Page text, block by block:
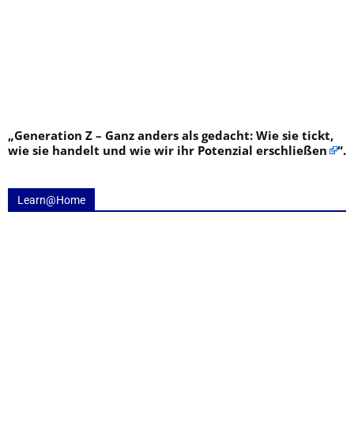
„Generation Z – Ganz anders als gedacht: Wie sie tickt,
wie sie handelt und wie wir ihr Potenzial erschließen
“.
Learn@Home